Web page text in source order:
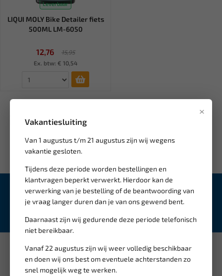
×
Vakantiesluiting
Van 1 augustus t/m 21 augustus zijn wij wegens
vakantie gesloten.
Tijdens deze periode worden bestellingen en
klantvragen beperkt verwerkt. Hierdoor kan de
verwerking van je bestelling of de beantwoording van
je vraag langer duren dan je van ons gewend bent.
Daarnaast zijn wij gedurende deze periode telefonisch
niet bereikbaar.
Vanaf 22 augustus zijn wij weer volledig beschikbaar
en doen wij ons best om eventuele achterstanden zo
snel mogelijk weg te werken.
Leverbaar
LIQUI MOLY Bike Detailer fiets
500ML LM-6050
12,76
15,95
Ex. btw: € 10,54
Schrijf je in voor onzenieuwsbrief
Informatie